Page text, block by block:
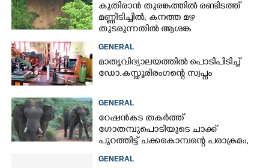
കുതിരാൻ തുരങ്കത്തിൽ രണ്ടിടത്ത്
മണ്ണിടിച്ചിൽ, കനത്ത മഴ
തുടരുന്നതിൽ ആശങ്ക
GENERAL
മാതൃവിദ്യാലയത്തിൽ പൊടിപിടിച്ച്
ഡോ.കസ്തൂരിരംഗന്റെ സ്വപ്നം
GENERAL
റേഷൻകട തകർത്ത്
ഗോതമ്പുപൊടിയുടെ ചാക്ക്
പുറത്തിട്ട് ചക്കകൊമ്പന്റെ പരാക്രമം,
GENERAL